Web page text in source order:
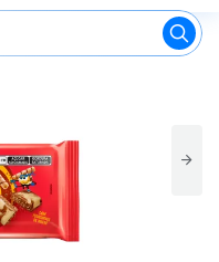
Tablete de Chocolate